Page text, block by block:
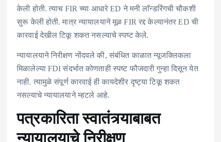
केली होती. त्याच FIR च्या आधारे ED ने मनी लॉन्डरिंगची चौकशी
सुरू केली होती. मात्र न्यायालयाने मूळ FIR रद्द केल्यानंतर ED ची
कारवाई देखील टिकू शकत नसल्याचे स्पष्ट केले.
न्यायालयाने निरीक्षण नोंदवले की, संबंधित काळात न्यूजक्लिकला
मिळालेल्या FDI संदर्भात कोणताही स्पष्ट फौजदारी गुन्हा दिसून येत
नाही. त्यामुळे संपूर्ण कारवाई ही कायदेशीर दृष्ट्या टिकू शकत
नसल्याचे न्यायालयाने म्हटले आहे.
पत्रकारिता स्वातंत्र्याबाबत
न्यायालयाचे निरीक्षण